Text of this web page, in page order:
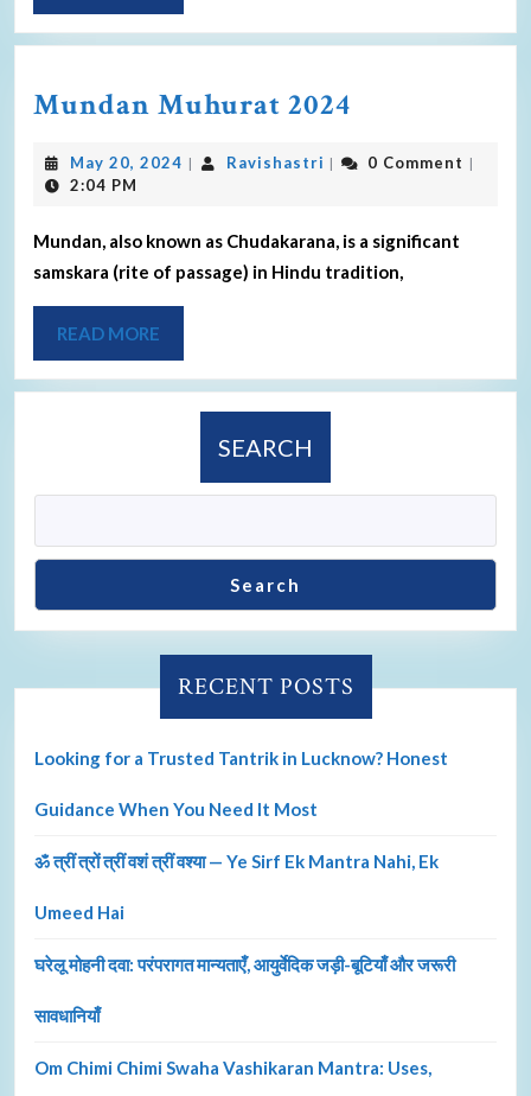
Mundan Muhurat 2024
May 20, 2024 | Ravishastri | 0 Comment |
2:04 PM
Mundan, also known as Chudakarana, is a significant
samskara (rite of passage) in Hindu tradition,
READ MORE
SEARCH
Search
RECENT POSTS
Looking for a Trusted Tantrik in Lucknow? Honest
Guidance When You Need It Most
ॐ त्रीं त्रों त्रीं वशं त्रीं वश्या — Ye Sirf Ek Mantra Nahi, Ek
Umeed Hai
घरेलू मोहनी दवा: परंपरागत मान्यताएँ, आयुर्वेदिक जड़ी-बूटियाँ और जरूरी
सावधानियाँ
Om Chimi Chimi Swaha Vashikaran Mantra: Uses,